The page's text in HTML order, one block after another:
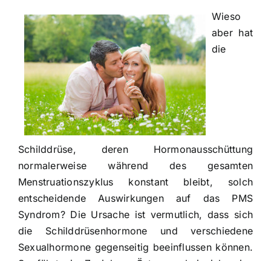
Wieso
aber hat
die
Schilddrüse, deren Hormonausschüttung
normalerweise während des gesamten
Menstruationszyklus konstant bleibt, solch
entscheidende Auswirkungen auf das PMS
Syndrom? Die Ursache ist vermutlich, dass sich
die Schilddrüsenhormone und verschiedene
Sexualhormone gegenseitig beeinflussen können.